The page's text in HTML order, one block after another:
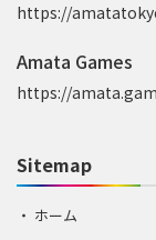
https://
Amata Games
https://
Sitemap
ホーム